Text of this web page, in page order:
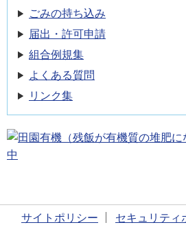
ごみの持ち込み
届出・許可申請
組合例規集
よくある質問
リンク集
サイトポリシー セキュリティ